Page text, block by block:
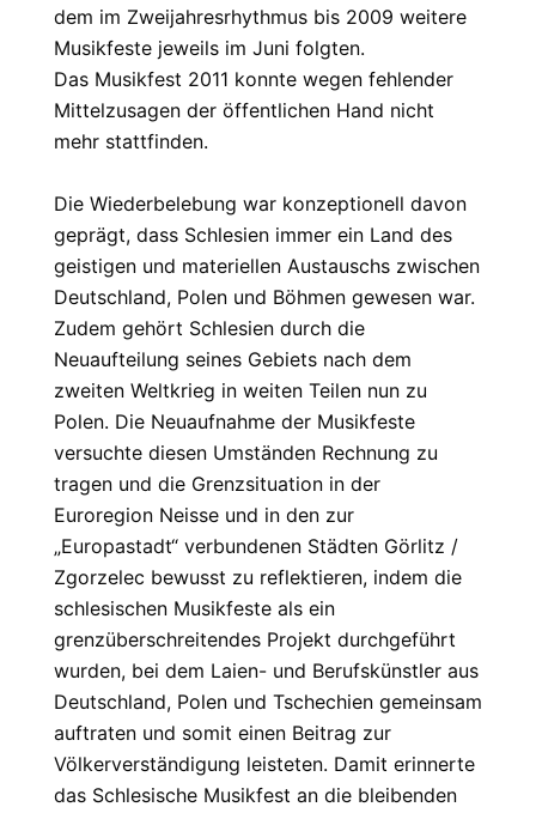
dem im Zweijahresrhythmus bis 2009 weitere
Musikfeste jeweils im Juni folgten.
Das Musikfest 2011 konnte wegen fehlender
Mittelzusagen der öffentlichen Hand nicht
mehr stattfinden.
Die Wiederbelebung war konzeptionell davon
geprägt, dass Schlesien immer ein Land des
geistigen und materiellen Austauschs zwischen
Deutschland, Polen und Böhmen gewesen war.
Zudem gehört Schlesien durch die
Neuaufteilung seines Gebiets nach dem
zweiten Weltkrieg in weiten Teilen nun zu
Polen. Die Neuaufnahme der Musikfeste
versuchte diesen Umständen Rechnung zu
tragen und die Grenzsituation in der
Euroregion Neisse und in den zur
„Europastadt“ verbundenen Städten Görlitz /
Zgorzelec bewusst zu reflektieren, indem die
schlesischen Musikfeste als ein
grenzüberschreitendes Projekt durchgeführt
wurden, bei dem Laien- und Berufskünstler aus
Deutschland, Polen und Tschechien gemeinsam
auftraten und somit einen Beitrag zur
Völkerverständigung leisteten. Damit erinnerte
das Schlesische Musikfest an die bleibenden